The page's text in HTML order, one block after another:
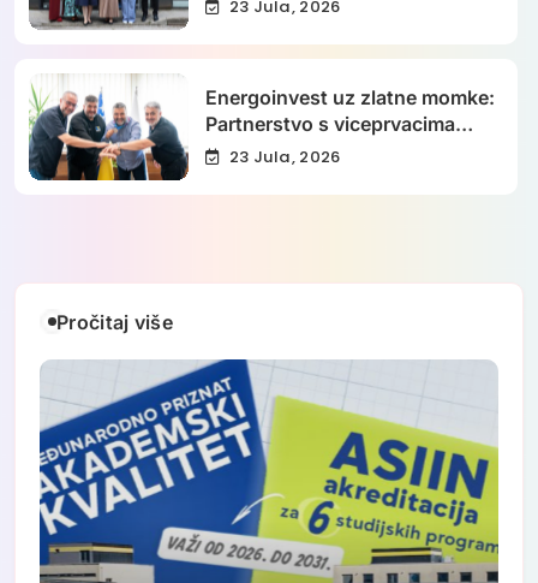
23 Jula, 2026
Energoinvest uz zlatne momke:
Partnerstvo s viceprvacima
svijeta na putu ka
23 Jula, 2026
Pročitaj više